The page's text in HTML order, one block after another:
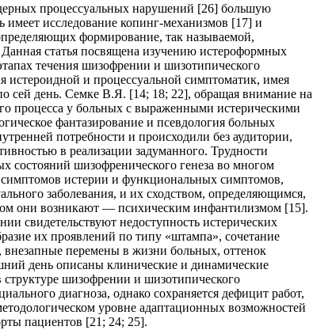
процессуальных нарушений [26] большую
имеет исследование копинг-механизмов [17] и
формирование, так называемой,
статья посвящена изучению истероформных
течения шизофрении и шизотипического
истероидной и процессуальной симптоматик, имея
сей день. Семке В.Я. [14; 18; 22], обращая внимание на
процесса у больных с выраженными истерическими
фантазирование и псевдология больных
потребности и происходили без аудитории,
в реализации задуманного. Трудности
состояний шизофренического генеза во многом
истерии и функциональных симптомов,
заболевания, и их сходством, определяющимся,
они возникают — психическим инфантилизмом [15].
свидетельствуют недоступность истерических
их проявлений по типу «штампа», сочетание
внезапные перемены в жизни больных, оттенок
день описаны клинические и динамические
шизофрении и шизотипического
диагноза, однако сохраняется дефицит работ,
уровне адаптационных возможностей
пациентов [21; 24; 25].